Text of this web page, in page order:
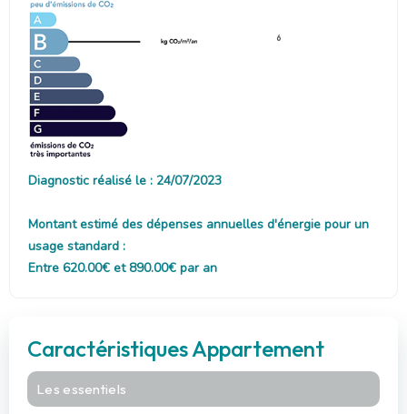
6
Diagnostic réalisé le : 24/07/2023
Montant estimé des dépenses annuelles d'énergie pour un
usage standard :
Entre 620.00€ et 890.00€ par an
Caractéristiques Appartement
Les essentiels